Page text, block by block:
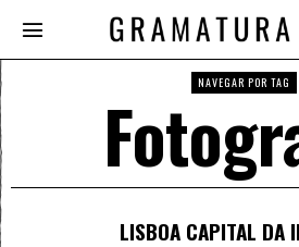
NAVEGAR POR TAG
LISBOA CAPITAL DA